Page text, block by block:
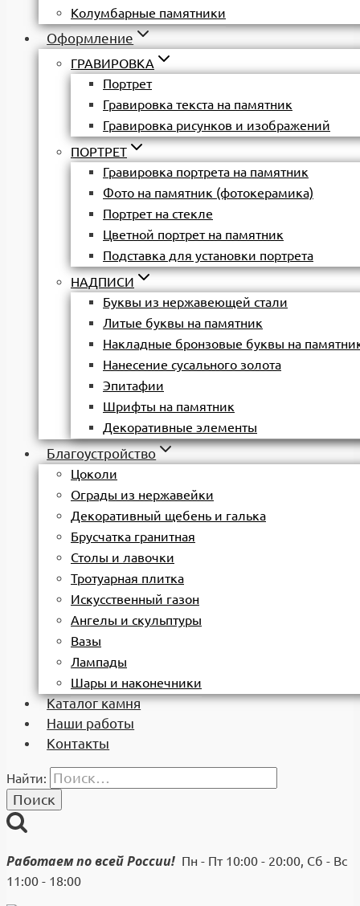
Колумбарные памятники
Оформление
ГРАВИРОВКА
Портрет
Гравировка текста на памятник
Гравировка рисунков и изображений
ПОРТРЕТ
Гравировка портрета на памятник
Фото на памятник (фотокерамика)
Портрет на стекле
Цветной портрет на памятник
Подставка для установки портрета
НАДПИСИ
Буквы из нержавеющей стали
Литые буквы на памятник
Накладные бронзовые буквы на
Нанесение сусального золота
Эпитафии
Шрифты на памятник
Декоративные элементы
Благоустройство
Цоколи
Ограды из нержавейки
Декоративный щебень и галька
Брусчатка гранитная
Столы и лавочки
Тротуарная плитка
Искусственный газон
Ангелы и скульптуры
Вазы
Лампады
Шары и наконечники
Каталог камня
Наши работы
Контакты
Найти:
Работаем по всей России! Пн - Пт 10:00 - 20:00, Сб - Вс
11:00 - 18:00